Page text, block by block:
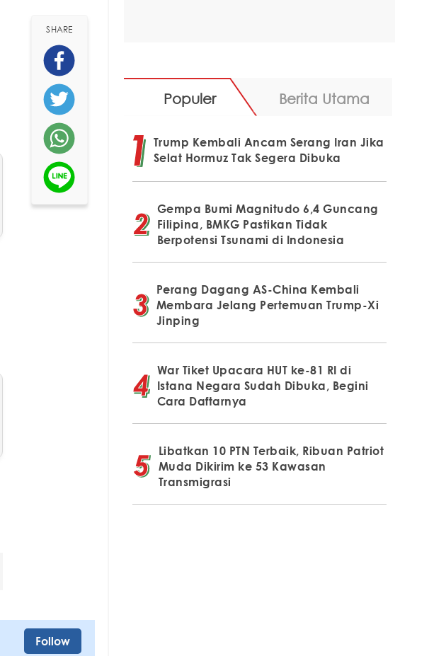
SHARE
Follow
Populer Berita Utama
Trump Kembali Ancam Serang Iran Jika
Selat Hormuz Tak Segera Dibuka
Gempa Bumi Magnitudo 6,4 Guncang
Filipina, BMKG Pastikan Tidak
Berpotensi Tsunami di Indonesia
Perang Dagang AS-China Kembali
Membara Jelang Pertemuan Trump-Xi
Jinping
War Tiket Upacara HUT ke-81 RI di
Istana Negara Sudah Dibuka, Begini
Cara Daftarnya
Libatkan 10 PTN Terbaik, Ribuan Patriot
Muda Dikirim ke 53 Kawasan
Transmigrasi